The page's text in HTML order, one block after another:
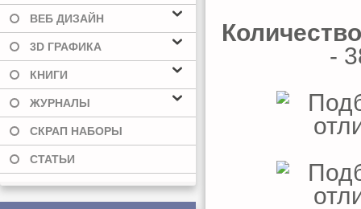
ВЕБ ДИЗАЙН
3D ГРАФИКА
КНИГИ
ЖУРНАЛЫ
СКРАП НАБОРЫ
СТАТЬИ
-